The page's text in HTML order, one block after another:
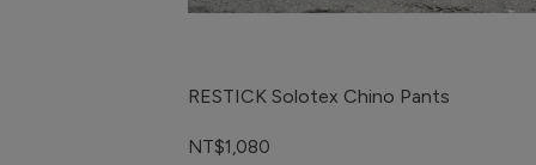
RESTICK Solotex Chino Pants
NT$1,080